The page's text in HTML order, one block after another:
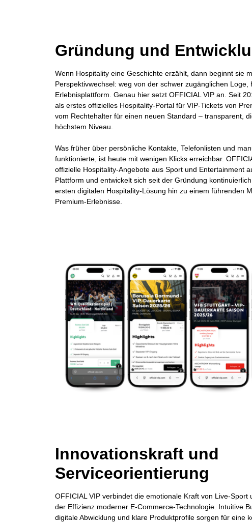
Gründung und
Wenn Hospitality eine Geschichte erzählt, dann beginnt sie
Perspektivwechsel: weg von der schwer zugänglichen Loge,
Erlebnisplattform. Genau hier setzt OFFICIAL VIP an. Seit
als erstes offizielles Hospitality-Portal für VIP-Tickets von
vom Rechtehalter für einen neuen Standard – transparent,
höchstem Niveau.
Was früher über persönliche Kontakte, Telefonlisten und
funktionierte, ist heute mit wenigen Klicks erreichbar.
offizielle Hospitality-Angebote aus Sport und Entertainment
Plattform und entwickelt sich seit der Gründung
ersten digitalen Hospitality-Lösung hin zu einem führenden
Premium-Erlebnisse.
Innovationskraft und
Serviceorientierung
OFFICIAL VIP verbindet die emotionale Kraft von Live-Sport
der Effizienz moderner E-Commerce-Technologie. Intuitive
digitale Abwicklung und klare Produktprofile sorgen für eine